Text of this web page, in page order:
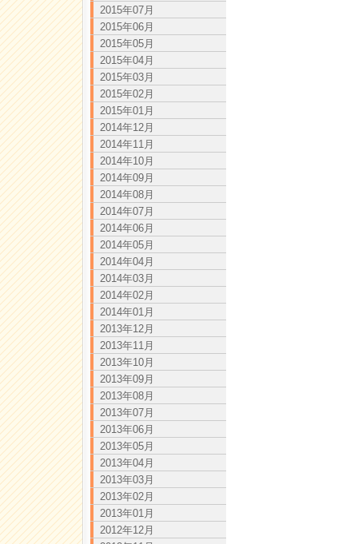
2015年07月
2015年06月
2015年05月
2015年04月
2015年03月
2015年02月
2015年01月
2014年12月
2014年11月
2014年10月
2014年09月
2014年08月
2014年07月
2014年06月
2014年05月
2014年04月
2014年03月
2014年02月
2014年01月
2013年12月
2013年11月
2013年10月
2013年09月
2013年08月
2013年07月
2013年06月
2013年05月
2013年04月
2013年03月
2013年02月
2013年01月
2012年12月